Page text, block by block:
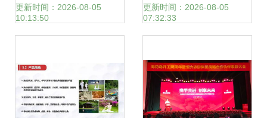
校申报审批系统设
更新时间：2026-08-05
10:13:50
设项目，规范旅游
更新时间：2026-08-05
07:32:33